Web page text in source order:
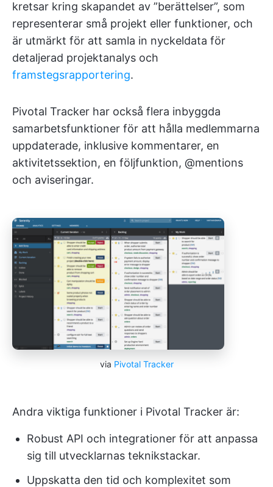
kretsar kring skapandet av ”berättelser”, som
representerar små projekt eller funktioner, och
är utmärkt för att samla in nyckeldata för
detaljerad projektanalys och
framstegsrapportering.
Pivotal Tracker har också flera inbyggda
samarbetsfunktioner för att hålla medlemmarna
uppdaterade, inklusive kommentarer, en
aktivitetssektion, en följfunktion, @mentions
och aviseringar.
via Pivotal Tracker
Andra viktiga funktioner i Pivotal Tracker är:
Robust API och integrationer för att anpassa
sig till utvecklarnas teknikstackar.
Uppskatta den tid och komplexitet som